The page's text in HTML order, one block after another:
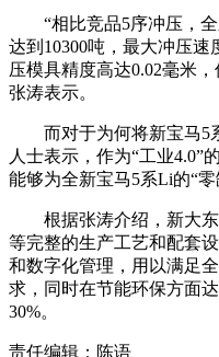
“相比竞品5序冲压，
达到10300吨，最大冲压
压模具精度高达0.02毫米
张涛表示。
而对于为何将新宝马5
人士表示，作为“工业4.0”
能够为全新宝马5系Li的“零
根据张涛介绍，新大
等完整的生产工艺和配套
和数字化管理，用以满足
求，同时在节能环保方面
30%。
责任编辑：陈语